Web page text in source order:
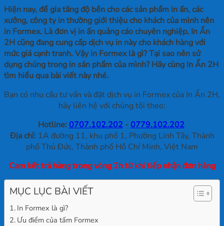
Hiện nay, để gia tăng độ bền cho các sản phẩm in ấn, các
xưởng, công ty in thường giới thiệu cho khách của mình nên
in Formex. Là đơn vị in ấn quảng cáo chuyên nghiệp, In Ấn
2H cũng đang cung cấp dịch vụ in này cho khách hàng với
mức giá cạnh tranh. Vậy in Formex là gì? Tại sao nên sử
dụng chúng trong in sản phẩm của mình? Hãy cùng In Ấn 2H
tìm hiểu qua bài viết này nhé.
Bạn có nhu cầu tư vấn và đặt dịch vụ in Formex của In Ấn 2H,
hãy liên hệ với chúng tôi theo:
Hotline: 0707.102.202- 0779.102.202
Địa chỉ:1A đường 11, khu phố 1, Phường Linh Tây, Thành
phố Thủ Đức, Thành phố Hồ Chí Minh, Việt Nam
Cam kết trả hàng trong vòng 2h từ khi tiếp nhận đơn hàng
MỤC LỤC BÀI VIẾT
In Formex là gì?
Ưu điểm của tấm Formex